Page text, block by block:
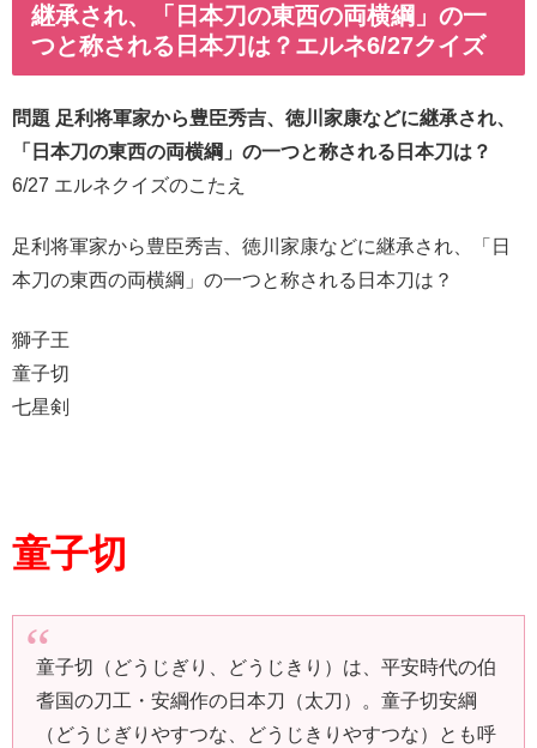
継承され、「日本刀の東西の両横綱」の一
つと称される日本刀は？エルネ6/27クイズ
問題 足利将軍家から豊臣秀吉、徳川家康などに継承され、
「日本刀の東西の両横綱」の一つと称される日本刀は？
6/27 エルネクイズのこたえ
足利将軍家から豊臣秀吉、徳川家康などに継承され、「日
本刀の東西の両横綱」の一つと称される日本刀は？
獅子王
童子切
七星剣
童子切
童子切（どうじぎり、どうじきり）は、平安時代の伯
耆国の刀工・安綱作の日本刀（太刀）。童子切安綱
（どうじぎりやすつな、どうじきりやすつな）とも呼